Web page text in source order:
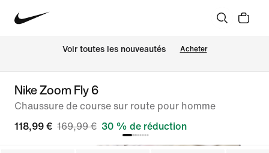
Voir toutes les nouveautés Acheter
Nike Zoom Fly 6
Chaussure de course sur route pour homme
118,99 € 169,99 € 30 % de réduction